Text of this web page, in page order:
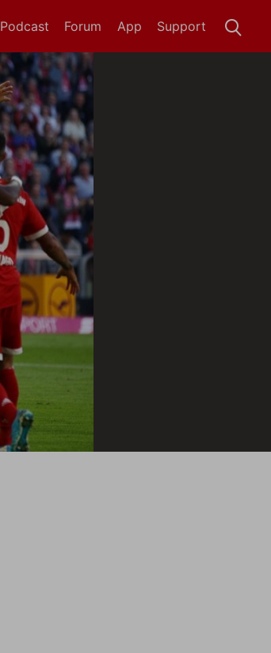
Support
App
Forum
Podcast